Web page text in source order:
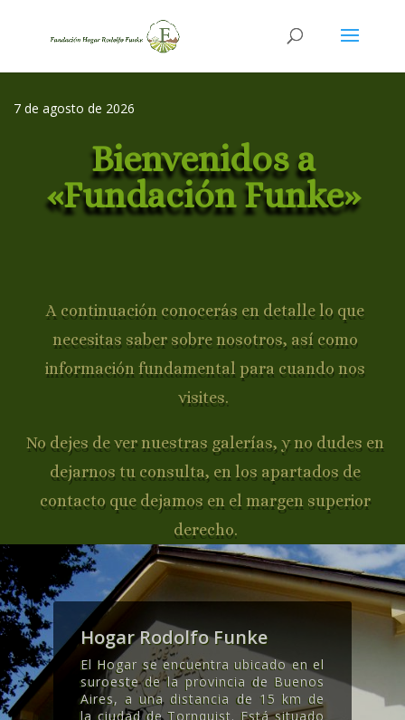
7 de agosto de 2026
Bienvenidos a
«Fundación Funke»
A continuación conocerás en detalle lo que
necesitas saber sobre nosotros, así como
información fundamental para cuando nos
visites.
No dejes de ver nuestras galerías, y no dudes en
dejarnos tu consulta, en los apartados de
contacto que dejamos en el margen superior
derecho.
Hogar Rodolfo Funke
El Hogar se encuentra ubicado en el
suroeste de la provincia de Buenos
Aires, a una distancia de 15 km de
la ciudad de Tornquist. Está situado